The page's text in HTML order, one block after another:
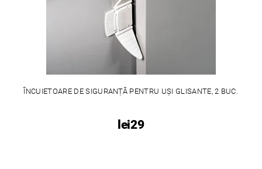
ÎNCUIETOARE DE SIGURANȚĂ PENTRU UȘI GLISANTE, 2 BUC.
lei29